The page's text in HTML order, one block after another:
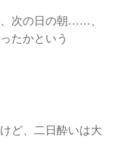
次の日の朝……、
たかという
ど、二日酔いは大